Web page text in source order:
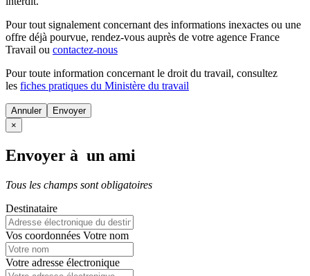
Pour tout signalement concernant des informations inexactes ou une
offre déjà pourvue, rendez-vous auprès de votre agence France
Travail ou contactez-nous
Pour toute information concernant le droit du travail, consultez
les fiches pratiques du Ministère du travail
Annuler
×
Envoyer à un ami
Tous les champs sont obligatoires
Destinataire
Vos coordonnées Votre nom
Votre adresse électronique